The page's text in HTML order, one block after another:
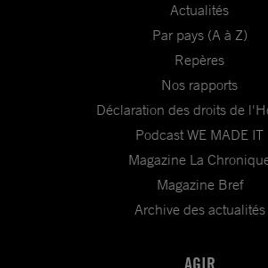
Actualités
Par pays (A à Z)
Repères
Nos rapports
Déclaration des droits de
Podcast WE MADE IT
Magazine La
Magazine Bref
Archive des actualités
AGIR